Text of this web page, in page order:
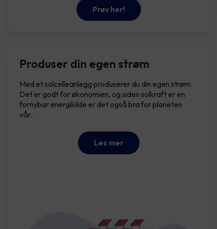
Prøv her!
Produser din egen strøm
Med et solcelleanlegg produserer du din egen strøm.
Det er godt for økonomien, og siden solkraft er en
fornybar energikilde er det også bra for planeten
vår.
Les mer